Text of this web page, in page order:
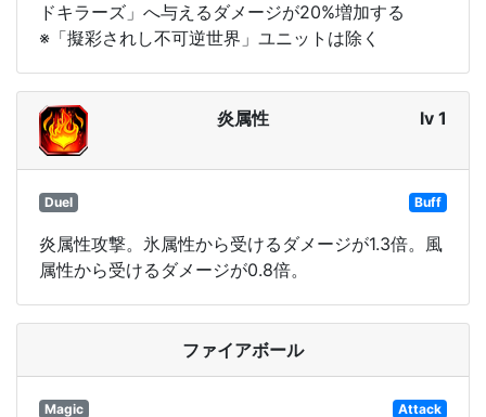
ドキラーズ」へ与えるダメージが20%増加する
※「擬彩されし不可逆世界」ユニットは除く
炎属性 lv 1
Duel Buff
炎属性攻撃。氷属性から受けるダメージが1.3倍。風
属性から受けるダメージが0.8倍。
ファイアボール
Magic Attack